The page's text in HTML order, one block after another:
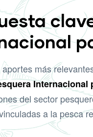
más
Internacional
del sector
a la pesca